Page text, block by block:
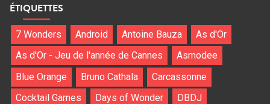
ÉTIQUETTES
7 Wonders Android Antoine Bauza
As d'Or
As d'Or - Jeu de l'année de Cannes
Asmodee
Blue Orange
Bruno Cathala
Carcassonne
Cocktail Games
Days of Wonder
DBDJ